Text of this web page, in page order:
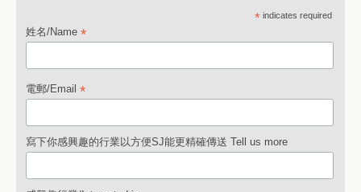
* indicates required
姓名/Name*
電郵/Email*
寫下你感興趣的行業以方便SJ能更精確傳送 Tell us more